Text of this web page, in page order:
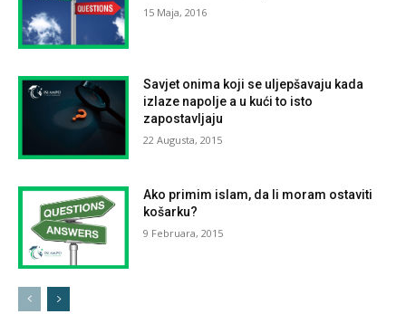
15 Maja, 2016
Savjet onima koji se uljepšavaju kada
izlaze napolje a u kući to isto
zapostavljaju
22 Augusta, 2015
Ako primim islam, da li moram ostaviti
košarku?
9 Februara, 2015